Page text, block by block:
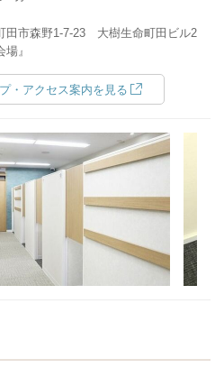
田市森野1-7-23 大樹生命町田ビル2
』
・アクセス案内を見る